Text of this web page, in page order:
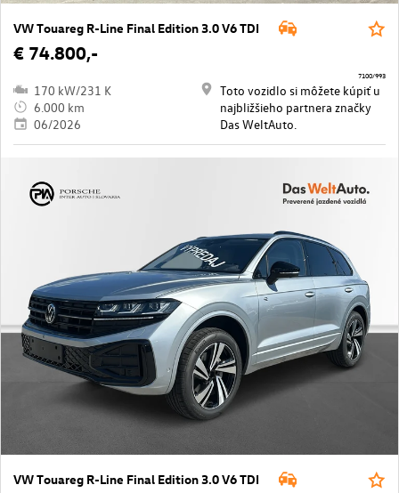
VW Touareg R-Line Final Edition 3.0 V6 TDI
€ 74.800,-
170 kW/231 K
6.000 km
06/2026
Toto vozidlo si môžete kúpiť u
najbližšieho partnera značky
Das WeltAuto.
7100/993
VW Touareg R-Line Final Edition 3.0 V6 TDI